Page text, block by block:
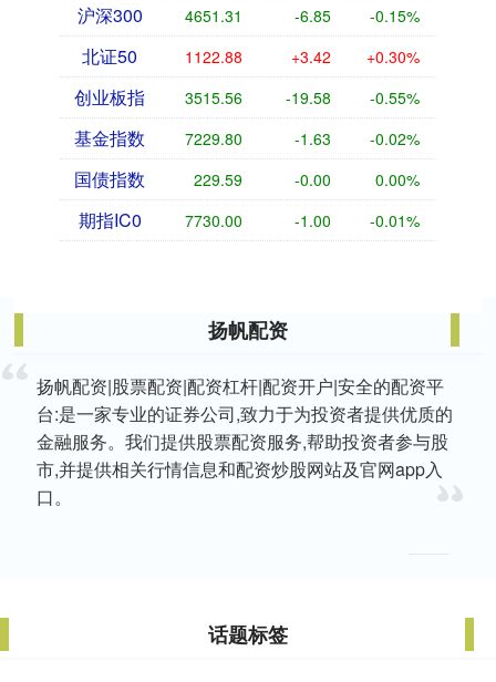
沪深300 4651.31 -6.85 -0.15%
北证50 1122.88 +3.42 +0.30%
创业板指 3515.56 -19.58 -0.55%
基金指数 7229.80 -1.63 -0.02%
国债指数 229.59 -0.00 0.00%
期指IC0 7730.00 -1.00 -0.01%
扬帆配资
扬帆配资|股票配资|配资杠杆|配资开户|安全的配资平
台:是一家专业的证券公司,致力于为投资者提供优质的
金融服务。我们提供股票配资服务,帮助投资者参与股
市,并提供相关行情信息和配资炒股网站及官网app入
口。
话题标签